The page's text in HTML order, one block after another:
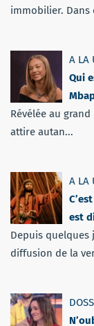
immobilier. Dans
A LA
Qui
Révélée au
attire autan...
A LA
est
Depuis quelques
diffusion de la